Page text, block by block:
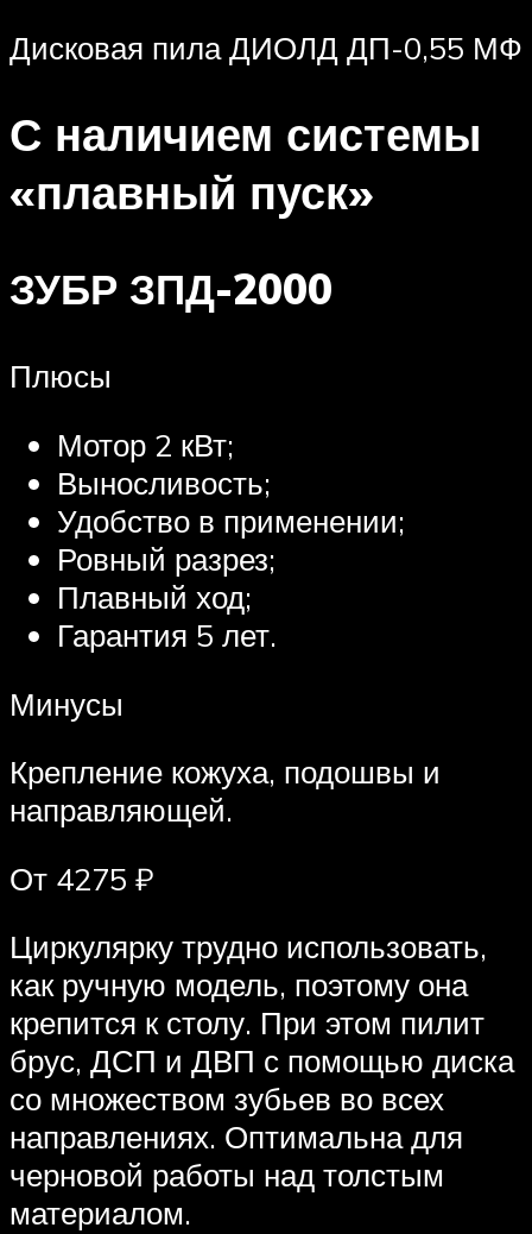
Дисковая пила ДИОЛД ДП-0,55 МФ
С наличием системы
«плавный пуск»
ЗУБР ЗПД-2000
Плюсы
Мотор 2 кВт;
Выносливость;
Удобство в применении;
Ровный разрез;
Плавный ход;
Гарантия 5 лет.
Минусы
Крепление кожуха, подошвы и
направляющей.
От 4275 ₽
Циркулярку трудно использовать,
как ручную модель, поэтому она
крепится к столу. При этом пилит
брус, ДСП и ДВП с помощью диска
со множеством зубьев во всех
направлениях. Оптимальна для
черновой работы над толстым
материалом.